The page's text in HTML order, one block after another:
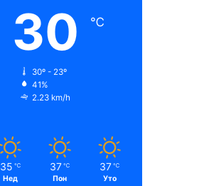
30 ℃
30º - 23º
41%
2.23 km/h
35 ℃
Нед
37 ℃
Пон
37 ℃
Уто